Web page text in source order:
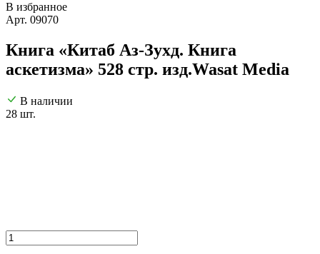
В избранное
Арт. 09070
Книга «Китаб Аз-Зухд. Книга
аскетизма» 528 стр. изд.Wasat Media
В наличии
28 шт.